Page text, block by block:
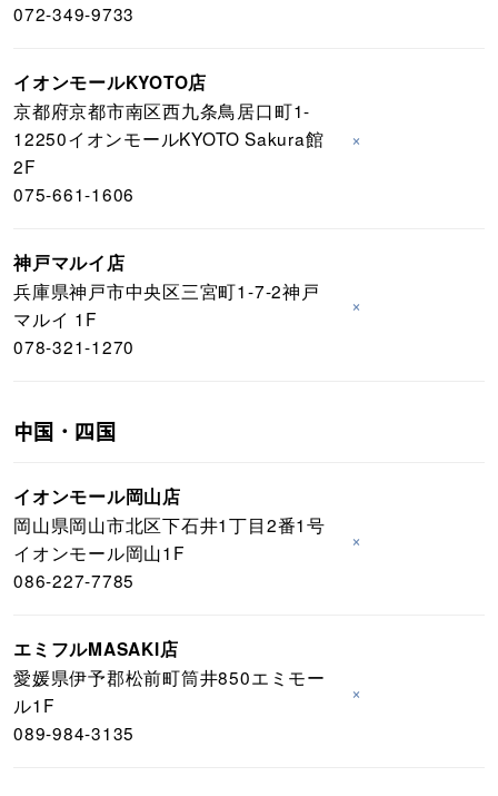
072-349-9733
イオンモールKYOTO店
京都府京都市南区西九条鳥居口町1-
12250イオンモールKYOTO Sakura館
2F
075-661-1606
×
神戸マルイ店
兵庫県神戸市中央区三宮町1-7-2神戸
マルイ 1F
078-321-1270
×
中国・四国
イオンモール岡山店
岡山県岡山市北区下石井1丁目2番1号
イオンモール岡山1F
086-227-7785
×
エミフルMASAKI店
愛媛県伊予郡松前町筒井850エミモー
ル1F
089-984-3135
×